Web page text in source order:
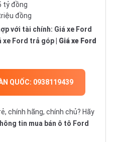
tỷ đồng
đồng
với tài chính: Giá xe Ford
xe Ford trả góp
Giá xe Ford
QUỐC: 0938119439
chính hãng, chính chủ? Hãy
tin mua bán ô tô Ford